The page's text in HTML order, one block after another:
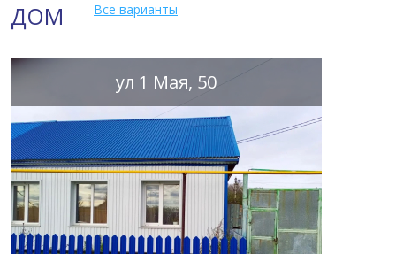
ДОМ Все варианты
ул 1 Мая, 50